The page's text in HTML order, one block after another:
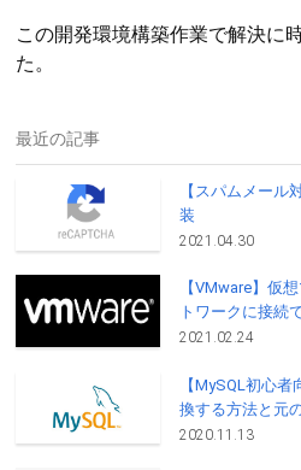
この開発環境構築作業で解決に
た。
最近の記事
【スパムメール
装
2021.04.30
【VMware】仮
トワークに接続
2021.02.24
【MySQL初心
換する方法と元
UNHEX）
2020.11.13